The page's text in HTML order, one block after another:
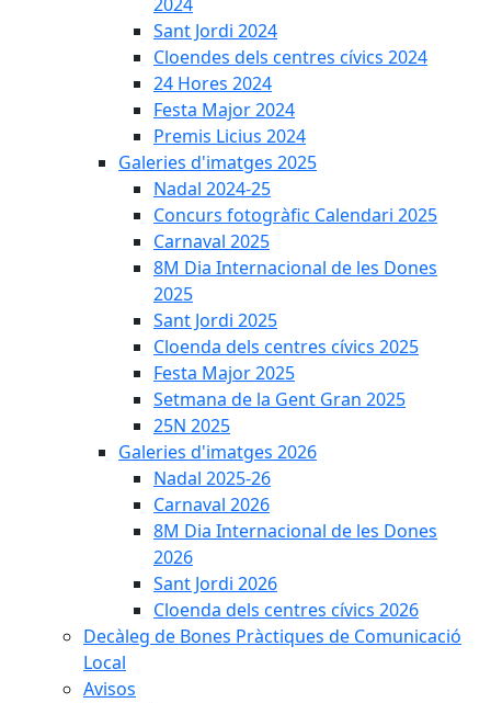
Sant Jordi 2024
Cloendes dels centres cívics 2024
24 Hores 2024
Festa Major 2024
Premis Licius 2024
Galeries d'imatges 2025
Nadal 2024-25
Concurs fotogràfic Calendari 2025
Carnaval 2025
8M Dia Internacional de les Dones
2025
Sant Jordi 2025
Cloenda dels centres cívics 2025
Festa Major 2025
Setmana de la Gent Gran 2025
25N 2025
Galeries d'imatges 2026
Nadal 2025-26
Carnaval 2026
8M Dia Internacional de les Dones
2026
Sant Jordi 2026
Cloenda dels centres cívics 2026
Decàleg de Bones Pràctiques de Comunicació
Local
Avisos